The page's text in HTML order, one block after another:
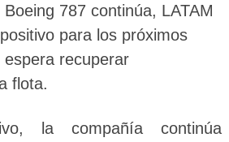
787 continúa, LATAM
para los próximos
recuperar
flota.
la compañía continúa